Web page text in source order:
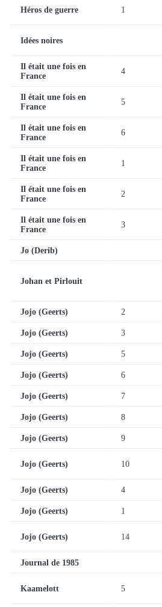
Héros de guerre 1
Idées noires
Il était une fois en
France
4
Il était une fois en
France
5
Il était une fois en
France
6
Il était une fois en
France
1
Il était une fois en
France
2
Il était une fois en
France
3
Jo (Derib)
Johan et Pirlouit
Jojo (Geerts) 2
Jojo (Geerts) 3
Jojo (Geerts) 5
Jojo (Geerts) 6
Jojo (Geerts) 7
Jojo (Geerts) 8
Jojo (Geerts) 9
Jojo (Geerts) 10
Jojo (Geerts) 4
Jojo (Geerts) 1
Jojo (Geerts) 14
Journal de 1985
Kaamelott 5